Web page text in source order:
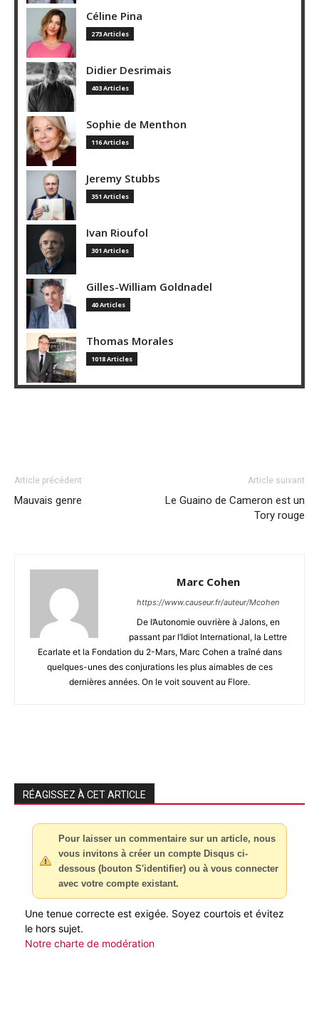
Céline Pina
273 Articles
Didier Desrimais
403 Articles
Sophie de Menthon
116 Articles
Jeremy Stubbs
351 Articles
Ivan Rioufol
301 Articles
Gilles-William Goldnadel
40 Articles
Thomas Morales
1018 Articles
Article précédent
Mauvais genre
Article suivant
Le Guaino de Cameron est un
Tory rouge
Marc Cohen
https://www.causeur.fr/auteur/Mcohen
De l’Autonomie ouvrière à Jalons, en
passant par l’Idiot International, la Lettre
Ecarlate et la Fondation du 2-Mars, Marc Cohen a traîné dans
quelques-unes des conjurations les plus aimables de ces
dernières années. On le voit souvent au Flore.
RÉAGISSEZ À CET ARTICLE
Pour laisser un commentaire sur un article, nous
vous invitons à créer un compte Disqus ci-
dessous (bouton S'identifier) ou à vous connecter
avec votre compte existant.
Une tenue correcte est exigée. Soyez courtois et évitez
le hors sujet.
Notre charte de modération